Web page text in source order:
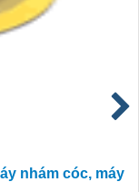
nhám cóc, máy